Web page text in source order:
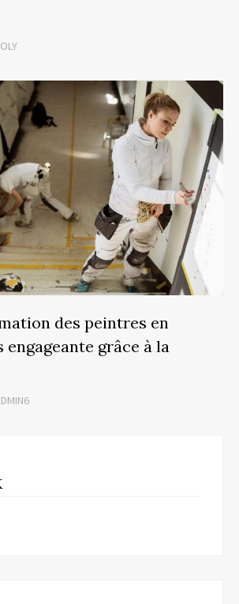
des peintres en
grâce à la